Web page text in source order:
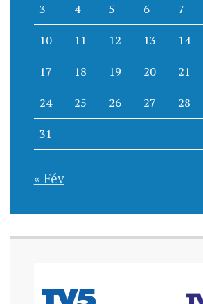
3 4 5 6 7
10 11 12 13 14
17 18 19 20 21
24 25 26 27 28
31
« Fév